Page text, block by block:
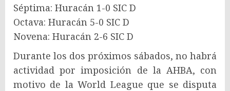
Séptima: Huracán 1-0 SIC D
Octava: Huracán 5-0 SIC D
Novena: Huracán 2-6 SIC D
Durante los dos próximos sábados, no habrá
actividad por imposición de la AHBA, con
motivo de la World League que se disputa